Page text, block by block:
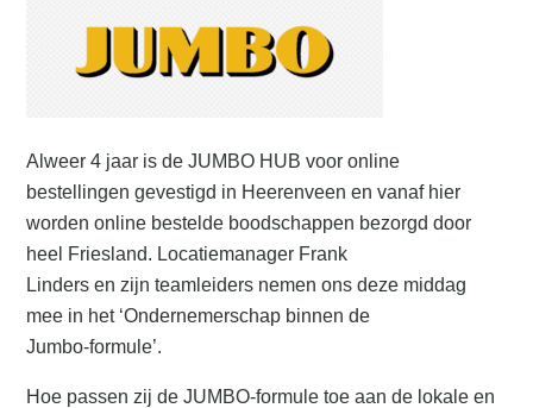
Alweer 4 jaar is de JUMBO HUB voor online
bestellingen gevestigd in Heerenveen en vanaf hier
worden online bestelde boodschappen bezorgd door
heel Friesland. Locatiemanager Frank
Linders en zijn teamleiders nemen ons deze middag
mee in het ‘Ondernemerschap binnen de
Jumbo-formule’.
Hoe passen zij de JUMBO-formule toe aan de lokale en